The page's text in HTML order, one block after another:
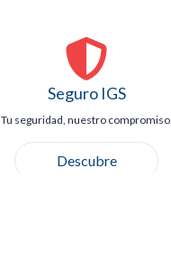
Seguro IGS
Tu seguridad, nuestro compromiso.
Descubre